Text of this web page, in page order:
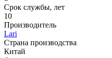
Срок службы, лет
10
Производитель
Lari
Страна производства
Китай